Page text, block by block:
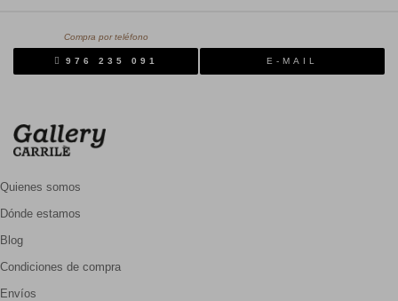
Compra por teléfono
976 235 091 E-MAIL
Quienes somos
Dónde estamos
Blog
Condiciones de compra
Envíos